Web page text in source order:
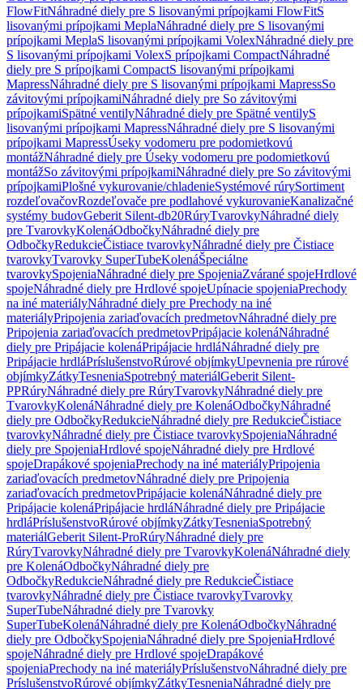
FlowFitNáhradné diely pre S lisovanými prípojkami FlowFitS
lisovanými prípojkami MeplaNáhradné diely pre S lisovanými
prípojkami MeplaS lisovanými prípojkami VolexNáhradné diely pre
S lisovanými prípojkami VolexS prípojkami CompactNáhradné
diely pre S prípojkami CompactS lisovanými prípojkami
MapressNáhradné diely pre S lisovanými prípojkami MapressSo
závitovými prípojkamiNáhradné diely pre So závitovými
prípojkamiSpätné ventilyNáhradné diely pre Spätné ventilyS
lisovanými prípojkami MapressNáhradné diely pre S lisovanými
prípojkami MapressÚseky vodomeru pre podomietkovú
montážNáhradné diely pre Úseky vodomeru pre podomietkovú
montážSo závitovými prípojkamiNáhradné diely pre So závitovými
prípojkamiPlošné vykurovanie/chladenieSystémové rúrySortiment
rozdeľovačovRozdeľovače pre podlahové vykurovanieKanalizačné
systémy budovGeberit Silent-db20RúryTvarovkyNáhradné diely
pre TvarovkyKolenáOdbočkyNáhradné diely pre
OdbočkyRedukcieČistiace tvarovkyNáhradné diely pre Čistiace
tvarovkyTvarovky SuperTubeKolenáŠpeciálne
tvarovkySpojeniaNáhradné diely pre SpojeniaZvárané spojeHrdlové
spojeNáhradné diely pre Hrdlové spojeUpínacie spojeniaPrechody
na iné materiályNáhradné diely pre Prechody na iné
materiályPripojenia zariaďovacích predmetovNáhradné diely pre
Pripojenia zariaďovacích predmetovPripájacie kolenáNáhradné
diely pre Pripájacie kolenáPripájacie hrdláNáhradné diely pre
Pripájacie hrdláPríslušenstvoRúrové objímkyUpevnenia pre rúrové
objímkyZátkyTesneniaSpotrebný materiálGeberit Silent-
PPRúryNáhradné diely pre RúryTvarovkyNáhradné diely pre
TvarovkyKolenáNáhradné diely pre KolenáOdbočkyNáhradné
diely pre OdbočkyRedukcieNáhradné diely pre RedukcieČistiace
tvarovkyNáhradné diely pre Čistiace tvarovkySpojeniaNáhradné
diely pre SpojeniaHrdlové spojeNáhradné diely pre Hrdlové
spojeDrapákové spojeniaPrechody na iné materiályPripojenia
zariaďovacích predmetovNáhradné diely pre Pripojenia
zariaďovacích predmetovPripájacie kolenáNáhradné diely pre
Pripájacie kolenáPripájacie hrdláNáhradné diely pre Pripájacie
hrdláPríslušenstvoRúrové objímkyZátkyTesneniaSpotrebný
materiálGeberit Silent-ProRúryNáhradné diely pre
RúryTvarovkyNáhradné diely pre TvarovkyKolenáNáhradné diely
pre KolenáOdbočkyNáhradné diely pre
OdbočkyRedukcieNáhradné diely pre RedukcieČistiace
tvarovkyNáhradné diely pre Čistiace tvarovkyTvarovky
SuperTubeNáhradné diely pre Tvarovky
SuperTubeKolenáNáhradné diely pre KolenáOdbočkyNáhradné
diely pre OdbočkySpojeniaNáhradné diely pre SpojeniaHrdlové
spojeNáhradné diely pre Hrdlové spojeDrapákové
spojeniaPrechody na iné materiályPríslušenstvoNáhradné diely pre
PríslušenstvoRúrové objímkyZátkyTesneniaNáhradné diely pre